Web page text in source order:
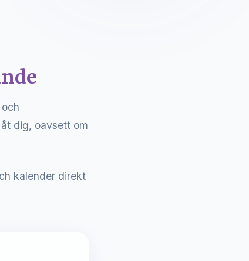
dig, oavsett om
kalender direkt